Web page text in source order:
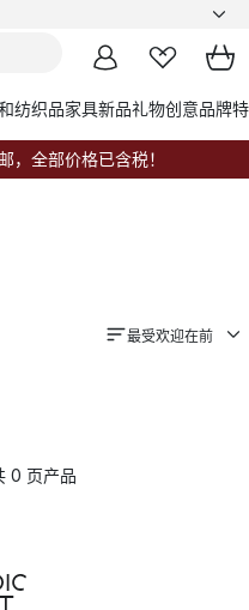
纺织品家具新品礼物创意品牌
全部价格已含税！
最受欢迎在前
0 页产品